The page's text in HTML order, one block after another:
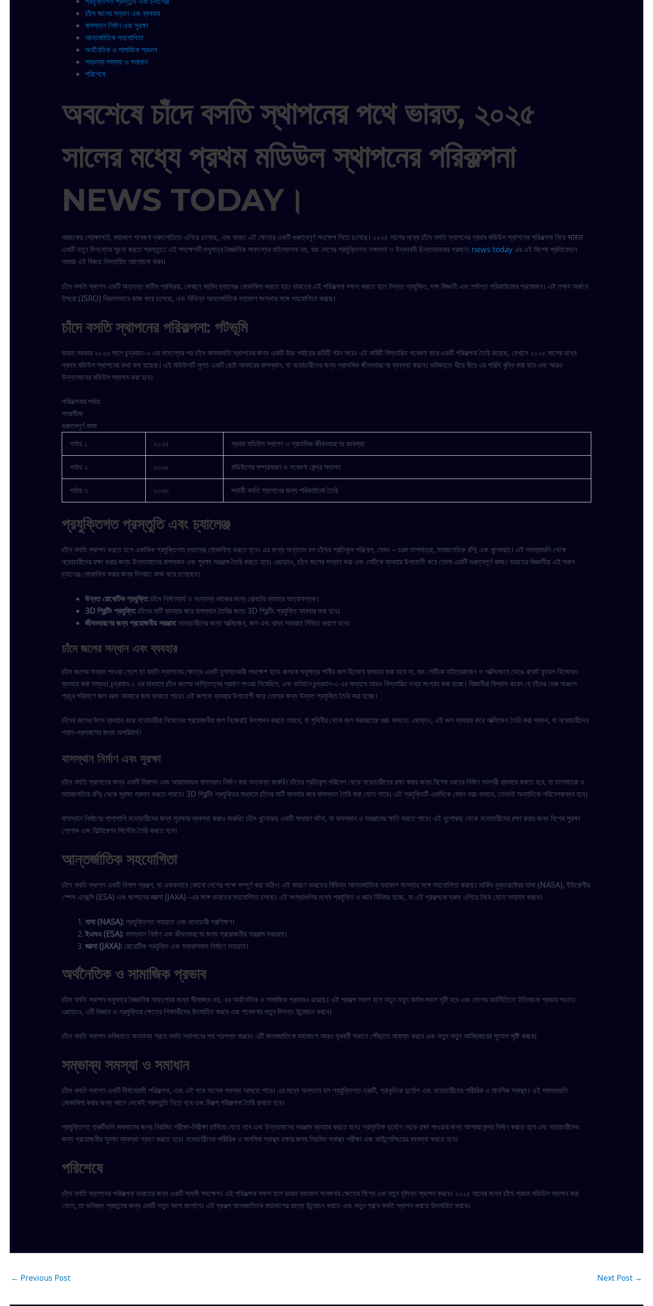
চাঁদে জলের সন্ধান এবং ব্যবহার
বাসস্থান নির্মাণ এবং সুরক্ষা
আন্তর্জাতিক সহযোগিতা
অর্থনৈতিক ও সামাজিক প্রভাব
সম্ভাব্য সমস্যা ও সমাধান
পরিশেষে
অবশেষে চাঁদে বসতি স্থাপনের পথে ভারত, ২০২৫
সালের মধ্যে প্রথম মডিউল স্থাপনের পরিকল্পনা
NEWS TODAY।
আজকের প্রেক্ষাপটে, মহাকাশ গবেষণা দ্রুতগতিতে এগিয়ে চলেছে, এবং ভারত এই ক্ষেত্রে একটি গুরুত্বপূর্ণ পদক্ষেপ নিতে চলেছে। ২০২৫ সালের মধ্যে চাঁদে বসতি স্থাপনের প্রথম মডিউল স্থাপনের পরিকল্পনা নিয়ে भारत
একটি নতুন দিগন্তের সূচনা করতে প্রস্তুত। এই পদক্ষেপটি শুধুমাত্র বৈজ্ঞানিক সাফল্যের মাইলফলক নয়, বরং দেশের প্রযুক্তিগত সক্ষমতা ও উদ্ভাবনী চিন্তাভাবনার প্রমাণ। news todayএর এই বিশেষ প্রতিবেদনে
আমরা এই বিষয়ে বিস্তারিত আলোচনা করব।
চাঁদে বসতি স্থাপন একটি অত্যন্ত জটিল প্রক্রিয়া, যেখানে বহুবিধ চ্যালেঞ্জ মোকাবিলা করতে হয়। ভারতের এই পরিকল্পনা সফল করতে হলে উন্নত প্রযুক্তি, দক্ষ বিজ্ঞানী এবং পর্যাপ্ত পরিকাঠামোর প্রয়োজন। এই লক্ষ্য অর্জনে
ইসরো (ISRO) নিরলসভাবে কাজ করে চলেছে, এবং বিভিন্ন আন্তর্জাতিক মহাকাশ সংস্থার সঙ্গে সহযোগিতা করছে।
চাঁদে বসতি স্থাপনের পরিকল্পনা: পটভূমি
ভারত সরকার ২০২৩ সালে চন্দ্রযান-৩ এর সাফল্যের পর চাঁদে মানববসতি স্থাপনের জন্য একটি উচ্চ পর্যায়ের কমিটি গঠন করে। এই কমিটি বিস্তারিত গবেষণা করে একটি পরিকল্পনা তৈরি করেছে, যেখানে ২০২৫ সালের মধ্যে
প্রথম মডিউল স্থাপনের কথা বলা হয়েছে। এই মডিউলটি মূলত একটি ছোট আকারের বাসস্থান, যা নভোচারীদের জন্য প্রাথমিক জীবনধারণের ব্যবস্থা করবে। ভবিষ্যতে ধীরে ধীরে এর পরিধি বৃদ্ধি করা হবে এবং আরও
উন্নতমানের মডিউল স্থাপন করা হবে।
পরিকল্পনার পর্যায়
সময়সীমা
গুরুত্বপূর্ণ কাজ
পর্যায় ১
২০২৫ প্রথম মডিউল স্থাপন ও প্রাথমিক জীবনধারণের ব্যবস্থা
পর্যায় ২ ২০২৮ মডিউলের সম্প্রসারণ ও গবেষণা কেন্দ্র স্থাপন
পর্যায় ৩ ২০৩০ স্থায়ী বসতি স্থাপনের জন্য পরিকাঠামো তৈরি
প্রযুক্তিগত প্রস্তুতি এবং চ্যালেঞ্জ
চাঁদে বসতি স্থাপন করতে হলে একাধিক প্রযুক্তিগত চ্যালেঞ্জ মোকাবিলা করতে হবে। এর মধ্যে অন্যতম হল চাঁদের প্রতিকূল পরিবেশ, যেমন – চরম তাপমাত্রা, মহাজাগতিক রশ্মি এবং ধুলোঝড়। এই সমস্যাগুলি থেকে
নভোচারীদের রক্ষা করার জন্য উন্নতমানের বাসস্থান এবং সুরক্ষা সরঞ্জাম তৈরি করতে হবে। এছাড়াও, চাঁদে জলের সন্ধান করা এবং সেটিকে ব্যবহার উপযোগী করে তোলা একটি গুরুত্বপূর্ণ কাজ। ভারতের বিজ্ঞানীরা এই সকল
চ্যালেঞ্জ মোকাবিলা করার জন্য দিনরাত কাজ করে চলেছেন।
উন্নত রোবোটিক প্রযুক্তি:চাঁদে নির্মাণকার্য ও অন্যান্য কাজের জন্য রোবটের ব্যবহার অত্যাবশ্যক।
3D প্রিন্টিং প্রযুক্তি:চাঁদের মাটি ব্যবহার করে বাসস্থান তৈরির জন্য 3D প্রিন্টিং প্রযুক্তি ব্যবহার করা হবে।
জীবনধারণের জন্য প্রয়োজনীয় সরঞ্জাম:নভোচারীদের জন্য অক্সিজেন, জল এবং খাদ্য সরবরাহ নিশ্চিত করতে হবে।
চাঁদে জলের সন্ধান এবং ব্যবহার
চাঁদে জলের সন্ধান পাওয়া গেলে তা বসতি স্থাপনের ক্ষেত্রে একটি যুগান্তকারী পদক্ষেপ হবে। জলকে শুধুমাত্র পানীয় জল হিসেবে ব্যবহার করা যাবে না, বরং সেটিকে হাইড্রোজেন ও অক্সিজেনে ভেঙে রকেট ফুয়েল হিসেবেও
ব্যবহার করা সম্ভব। চন্দ্রযান-১ এর মাধ্যমে চাঁদে জলের অস্তিত্বের প্রমাণ পাওয়া গিয়েছিল, এবং বর্তমানে চন্দ্রযান-৩ এর মাধ্যমে আরও বিস্তারিত তথ্য সংগ্রহ করা হচ্ছে। বিজ্ঞানীরা বিশ্বাস করেন যে চাঁদের মেরু অঞ্চলে
প্রচুর পরিমাণে জল বরফ আকারে জমা থাকতে পারে। এই জলকে ব্যবহার উপযোগী করে তোলার জন্য উন্নত প্রযুক্তি তৈরি করা হচ্ছে।
চাঁদের জলের উৎস ব্যবহার করে নভোচারীরা নিজেদের প্রয়োজনীয় জল নিজেরাই উৎপাদন করতে পারবে, যা পৃথিবীর থেকে জল সরবরাহের খরচ কমাবে। এছাড়াও, এই জল ব্যবহার করে অক্সিজেন তৈরি করা সম্ভব, যা নভোচারীদের
শ্বাস-প্রশ্বাসের জন্য অপরিহার্য।
বাসস্থান নির্মাণ এবং সুরক্ষা
চাঁদে বসতি স্থাপনের জন্য একটি নিরাপদ এবং আরামদায়ক বাসস্থান নির্মাণ করা অত্যন্ত জরুরি। চাঁদের প্রতিকূল পরিবেশ থেকে নভোচারীদের রক্ষা করার জন্য বিশেষ ধরনের নির্মাণ সামগ্রী ব্যবহার করতে হবে, যা তাপমাত্রা ও
মহাজাগতিক রশ্মি থেকে সুরক্ষা প্রদান করতে পারবে। 3D প্রিন্টিং প্রযুক্তির মাধ্যমে চাঁদের মাটি ব্যবহার করে বাসস্থান তৈরি করা যেতে পারে। এই প্রযুক্তিটি একদিকে যেমন খরচ কমাবে, তেমনই অন্যদিকে পরিবেশবান্ধব হবে।
বাসস্থান নির্মাণের পাশাপাশি নভোচারীদের জন্য সুরক্ষার ব্যবস্থা করাও জরুরি। চাঁদে ধুলোঝড় একটি সাধারণ ঘটনা, যা বাসস্থান ও সরঞ্জামের ক্ষতি করতে পারে। এই ধুলোঝড় থেকে নভোচারীদের রক্ষা করার জন্য বিশেষ সুরক্ষা
পোশাক এবং ফিল্টারেশন সিস্টেম তৈরি করতে হবে।
আন্তর্জাতিক সহযোগিতা
চাঁদে বসতি স্থাপন একটি বিশাল প্রকল্প, যা এককভাবে কোনো দেশের পক্ষে সম্পূর্ণ করা কঠিন। এই কারণে ভারতের বিভিন্ন আন্তর্জাতিক মহাকাশ সংস্থার সঙ্গে সহযোগিতা করছে। মার্কিন যুক্তরাষ্ট্রের নাসা (NASA), ইউরোপীয়
স্পেস এজেন্সি (ESA) এবং জাপানের জাক্সা (JAXA) -এর সঙ্গে ভারতের সহযোগিতা চলছে। এই সংস্থাগুলির মধ্যে প্রযুক্তি ও জ্ঞান বিনিময় হচ্ছে, যা এই প্রকল্পকে দ্রুত এগিয়ে নিয়ে যেতে সাহায্য করবে।
নাসা (NASA):প্রযুক্তিগত সহায়তা এবং নভোচারী প্রশিক্ষণ।
ইএসএ (ESA):বাসস্থান নির্মাণ এবং জীবনধারণের জন্য প্রয়োজনীয় সরঞ্জাম সরবরাহ।
জাক্সা (JAXA):রোবোটিক প্রযুক্তি এবং মহাকাশযান নির্মাণে সহায়তা।
অর্থনৈতিক ও সামাজিক প্রভাব
চাঁদে বসতি স্থাপন শুধুমাত্র বৈজ্ঞানিক সাফল্যের মধ্যে সীমাবদ্ধ নয়, এর অর্থনৈতিক ও সামাজিক প্রভাবও রয়েছে। এই প্রকল্প সফল হলে নতুন নতুন কর্মসংস্থান সৃষ্টি হবে এবং দেশের অর্থনীতিতে ইতিবাচক প্রভাব পড়বে।
এছাড়াও, এটি বিজ্ঞান ও প্রযুক্তির ক্ষেত্রে শিক্ষার্থীদের উৎসাহিত করবে এবং গবেষণার নতুন দিগন্ত উন্মোচন করবে।
চাঁদে বসতি স্থাপন ভবিষ্যতে অন্যান্য গ্রহে বসতি স্থাপনের পথ প্রশস্ত করবে। এটি মানবজাতিকে মহাকাশে আরও দূরবর্তী স্থানে পৌঁছাতে সাহায্য করবে এবং নতুন নতুন আবিষ্কারের সুযোগ সৃষ্টি করবে।
সম্ভাব্য সমস্যা ও সমাধান
চাঁদে বসতি স্থাপন একটি দীর্ঘমেয়াদী পরিকল্পনা, এবং এই পথে অনেক সমস্যা আসতে পারে। এর মধ্যে অন্যতম হল প্রযুক্তিগত ত্রুটি, প্রাকৃতিক দুর্যোগ এবং নভোচারীদের শারীরিক ও মানসিক স্বাস্থ্য। এই সমস্যাগুলি
মোকাবিলা করার জন্য আগে থেকেই প্রস্তুতি নিতে হবে এবং বিকল্প পরিকল্পনা তৈরি রাখতে হবে।
প্রযুক্তিগত ত্রুটিগুলি সমাধানের জন্য নিয়মিত পরীক্ষা-নিরীক্ষা চালিয়ে যেতে হবে এবং উন্নতমানের সরঞ্জাম ব্যবহার করতে হবে। প্রাকৃতিক দুর্যোগ থেকে রক্ষা পাওয়ার জন্য আশ্রয়কেন্দ্র নির্মাণ করতে হবে এবং নভোচারীদের
জন্য প্রয়োজনীয় সুরক্ষা ব্যবস্থা গ্রহণ করতে হবে। নভোচারীদের শারীরিক ও মানসিক স্বাস্থ্য রক্ষার জন্য নিয়মিত স্বাস্থ্য পরীক্ষা এবং কাউন্সেলিংয়ের ব্যবস্থা করতে হবে।
পরিশেষে
চাঁদে বসতি স্থাপনের পরিকল্পনা ভারতের জন্য একটি সাহসী পদক্ষেপ। এই পরিকল্পনা সফল হলে ভারত মহাকাশ গবেষণার ক্ষেত্রে বিশ্বে এক নতুন দৃষ্টান্ত স্থাপন করবে। ২০২৫ সালের মধ্যে চাঁদে প্রথম মডিউল স্থাপন করা
গেলে, তা ভবিষ্যৎ প্রজন্মের জন্য একটি নতুন আশা জাগাবে। এই প্রকল্প মানবজাতিকে মহাকাশের রহস্য উন্মোচন করতে এবং নতুন গ্রহে বসতি স্থাপন করতে উৎসাহিত করবে।
← Previous Post Next Post →